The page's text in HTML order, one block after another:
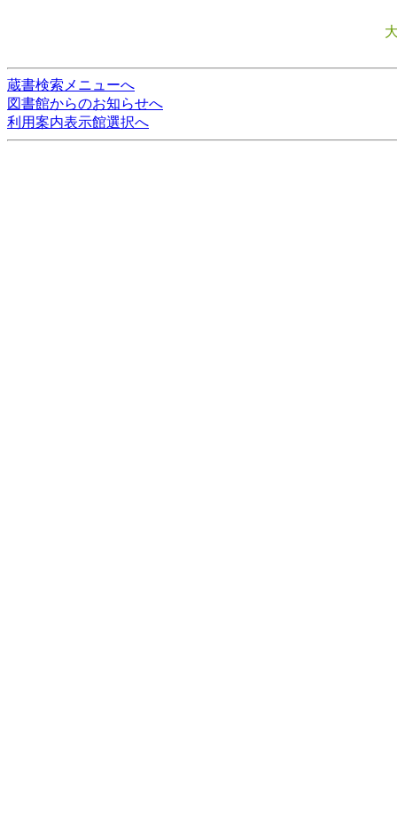
蔵書検索メニューへ
図書館からのお知らせへ
利用案内表示館選択へ